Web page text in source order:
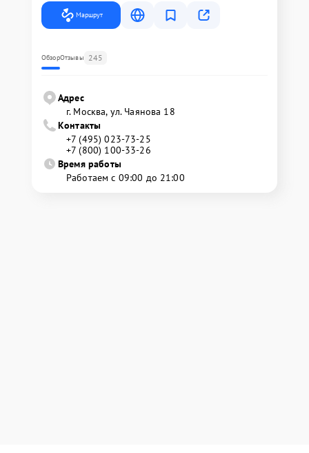
Маршрут
ОбзорОтзывы 245
Адрес
г. Москва, ул. Чаянова 18
Контакты
+7 (495) 023-73-25
+7 (800) 100-33-26
Время работы
Работаем с 09:00 до 21:00